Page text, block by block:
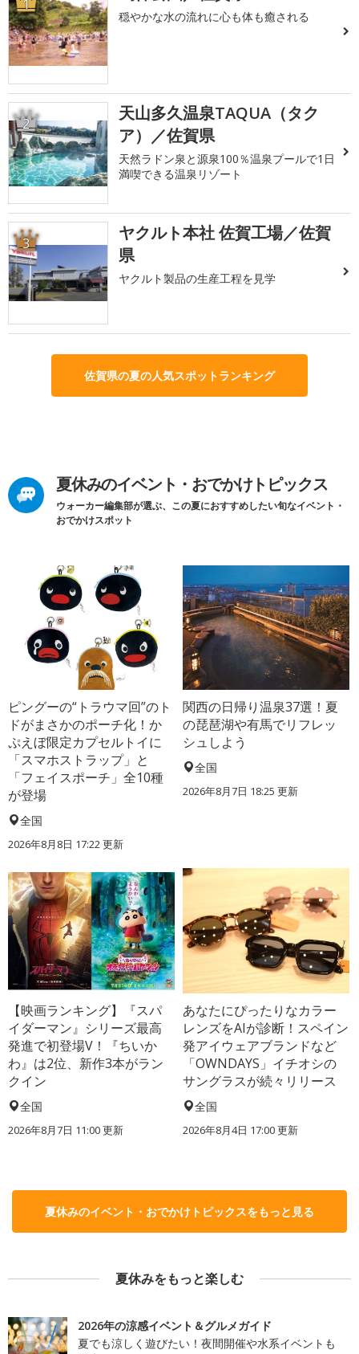
1
穏やかな水の流れに心も体も癒される
2
天山多久温泉TAQUA（タク
ア）／佐賀県
天然ラドン泉と源泉100％温泉プールで1日
満喫できる温泉リゾート
3
ヤクルト本社 佐賀工場／佐賀
県
ヤクルト製品の生産工程を見学
佐賀県の夏の人気スポットランキング
夏休みのイベント・おでかけトピックス
ウォーカー編集部が選ぶ、この夏におすすめしたい旬なイベント・
おでかけスポット
ピングーの“トラウマ回”のト
ドがまさかのポーチ化！か
ぷえぼ限定カプセルトイに
「スマホストラップ」と
「フェイスポーチ」全10種
が登場
全国
2026年8月8日 17:22更新
関西の日帰り温泉37選！夏
の琵琶湖や有馬でリフレッ
シュしよう
全国
2026年8月7日 18:25 更新
【映画ランキング】『スパ
イダーマン』シリーズ最高
発進で初登場V！『ちいか
わ』は2位、新作3本がラン
クイン
全国
2026年8月7日 11:00更新
あなたにぴったりなカラー
レンズをAIが診断！スペイン
発アイウェアブランドなど
「OWNDAYS」イチオシの
サングラスが続々リリース
全国
2026年8月4日 17:00更新
夏休みのイベント・おでかけトピックスをもっと見る
夏休みをもっと楽しむ
2026年の涼感イベント＆グルメガイド
夏でも涼しく遊びたい！夜間開催や水系イベントも